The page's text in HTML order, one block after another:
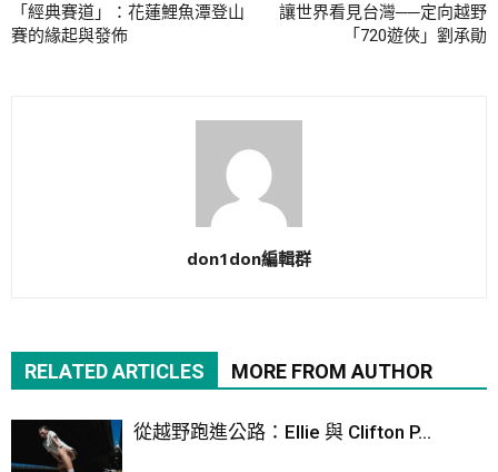
「經典賽道」：花蓮鯉魚潭登山
賽的緣起與發佈
讓世界看見台灣──定向越野
「720遊俠」劉承勛
don1don編輯群
RELATED ARTICLES MORE FROM AUTHOR
從越野跑進公路：Ellie 與 Clifton P...